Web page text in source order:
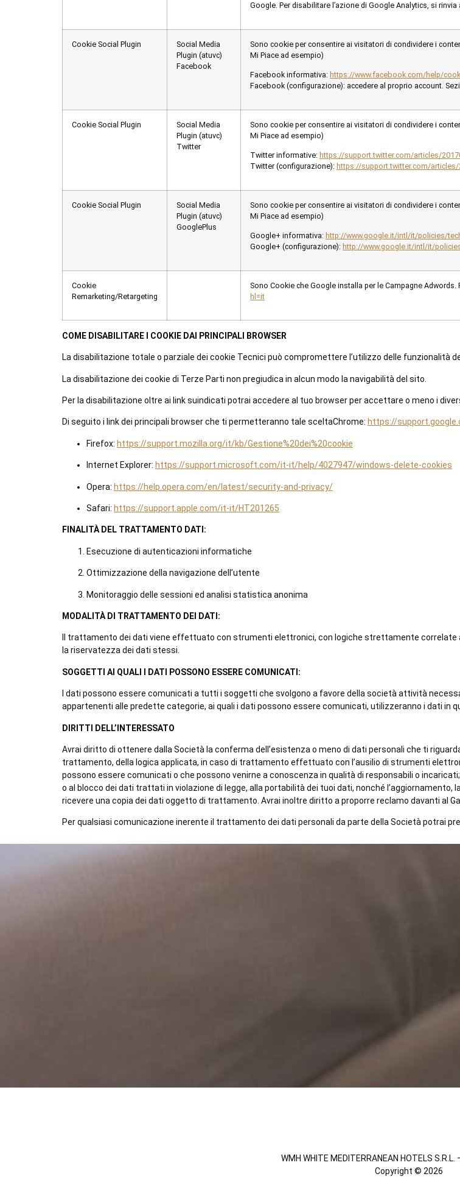
Google. Per disabilitare l’azione di Google Analytics, si
Cookie Social Plugin
Social Media
Plugin (atuvc)
Facebook
Sono cookie per consentire ai visitatori di condividere i
Mi Piace ad esempio)
Facebook informativa: https://www.facebook.com/help/
Facebook (configurazione): accedere al proprio account.
Cookie Social Plugin
Social Media
Plugin (atuvc)
Twitter
Sono cookie per consentire ai visitatori di condividere i
Mi Piace ad esempio)
Twitter informative: https://support.twitter.com/articles/
Twitter (configurazione): https://support.twitter.com/articles/
Cookie Social Plugin
Social Media
Plugin (atuvc)
GooglePlus
Sono cookie per consentire ai visitatori di condividere i
Mi Piace ad esempio)
Google+ informativa: http://www.google.it/intl/it/policies/
Google+ (configurazione): http://www.google.it/intl/it/
Cookie
Remarketing/Retargeting
Sono Cookie che Google installa per le Campagne Adwords.
hl=it
COME DISABILITARE I COOKIE DAI PRINCIPALI BROWSER
La disabilitazione totale o parziale dei cookie Tecnici può compromettere l’utilizzo delle funzionalità
La disabilitazione dei cookie di Terze Parti non pregiudica in alcun modo la navigabilità del sito.
Per la disabilitazione oltre ai link suindicati potrai accedere al tuo browser per accettare o meno i
Di seguito i link dei principali browser che ti permetteranno tale sceltaChrome: https://
Firefox: https://support.mozilla.org/it/kb/Gestione%20dei%20cookie
Internet Explorer: https://support.microsoft.com/it-it/help/4027947/windows-delete-cookies
Opera: https://help.opera.com/en/latest/security-and-privacy/
Safari: https://support.apple.com/it-it/HT201265
FINALITÀ DEL TRATTAMENTO DATI:
Esecuzione di autenticazioni informatiche
Ottimizzazione della navigazione dell’utente
Monitoraggio delle sessioni ed analisi statistica anonima
MODALITÀ DI TRATTAMENTO DEI DATI:
Il trattamento dei dati viene effettuato con strumenti elettronici, con logiche strettamente correlate
la riservatezza dei dati stessi.
SOGGETTI AI QUALI I DATI POSSONO ESSERE COMUNICATI:
I dati possono essere comunicati a tutti i soggetti che svolgono a favore della società attività
appartenenti alle predette categorie, ai quali i dati possono essere comunicati, utilizzeranno i dati in
DIRITTI DELL’INTERESSATO
Avrai diritto di ottenere dalla Società la conferma dell’esistenza o meno di dati personali che ti
trattamento, della logica applicata, in caso di trattamento effettuato con l’ausilio di strumenti
possono essere comunicati o che possono venirne a conoscenza in qualità di responsabili o
o al blocco dei dati trattati in violazione di legge, alla portabilità dei tuoi dati, nonché l’aggiornamento,
ricevere una copia dei dati oggetto di trattamento. Avrai inoltre diritto a proporre reclamo davanti al
Per qualsiasi comunicazione inerente il trattamento dei dati personali da parte della Società potrai
WMH WHITE MEDITERRANEAN HOTELS
Copyright © 2026